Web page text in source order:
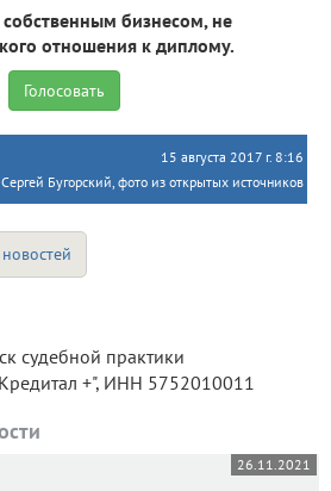
бизнесом, не
отношения к диплому.
15 августа 2017 г. 8:16
Бугорский, фото из открытых источников
+", ИНН 5752010011
26.11.2021